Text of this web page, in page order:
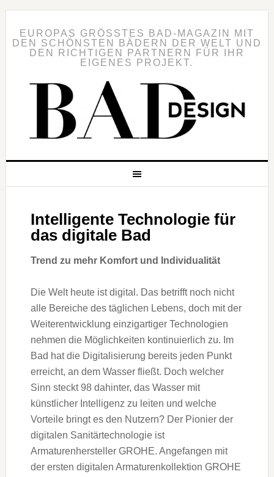
EUROPAS GRÖSSTES BAD-MAGAZIN MIT D
EN SCHÖNSTEN BÄDERN DER WELT UND D
EN RICHTIGEN PARTNERN FÜR IHR E
IGENES PROJEKT.
Intelligente Technologie für
das digitale Bad
Trend zu mehr Komfort und Individualität
Die Welt heute ist digital. Das betrifft noch nicht
alle Bereiche des täglichen Lebens, doch mit der
Weiterentwicklung einzigartiger Technologien
nehmen die Möglichkeiten kontinuierlich zu. Im
Bad hat die Digitalisierung bereits jeden Punkt
erreicht, an dem Wasser fließt. Doch welcher
Sinn steckt 98 dahinter, das Wasser mit
künstlicher Intelligenz zu leiten und welche
Vorteile bringt es den Nutzern? Der Pionier der
digitalen Sanitärtechnologie ist
Armaturenhersteller GROHE. Angefangen mit
der ersten digitalen Armaturenkollektion GROHE